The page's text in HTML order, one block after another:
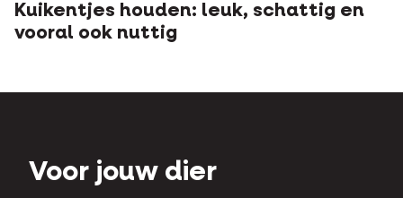
Kuikentjes houden: leuk, schattig en
vooral ook nuttig
Voor jouw dier